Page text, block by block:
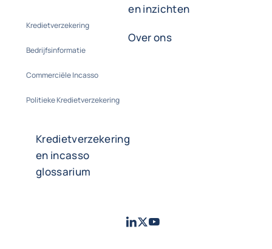
Kredietverzekering
Bedrijfsinformatie
Commerciële Incasso
Politieke Kredietverzekering
en inzichten
Over ons
Kredietverzekering
en incasso
glossarium
LinkedIn
TwitterYoutube